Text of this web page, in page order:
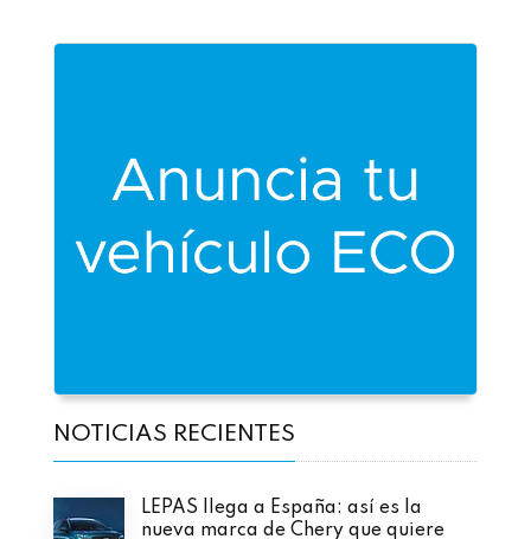
NOTICIAS RECIENTES
LEPAS llega a España: así es la
nueva marca de Chery que quiere